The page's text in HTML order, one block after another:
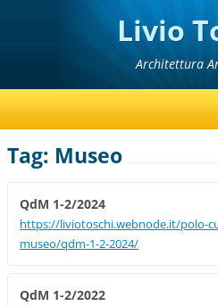
Livio
Architettura
Tag: Museo
QdM 1-2/2024
https://liviotoschi.webnode.it/polo-
museo/qdm-1-2-2024/
QdM 1-2/2022